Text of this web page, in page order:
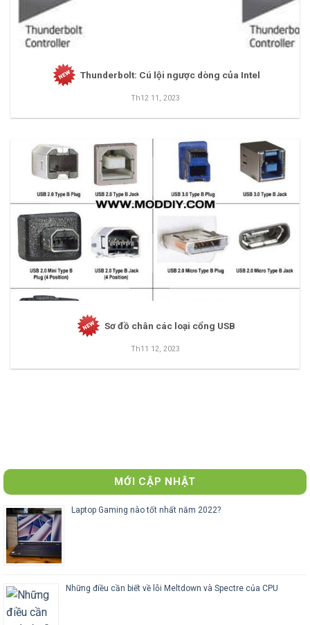
Thunderbolt: Cú lội ngược dòng của Intel
Th12 11, 2023
Sơ đồ chân các loại cổng USB
Th11 12, 2023
MỚI CẬP NHẬT
Laptop Gaming nào tốt nhất năm 2022?
Những điều cần biết về lỗi Meltdown và Spectre của CPU